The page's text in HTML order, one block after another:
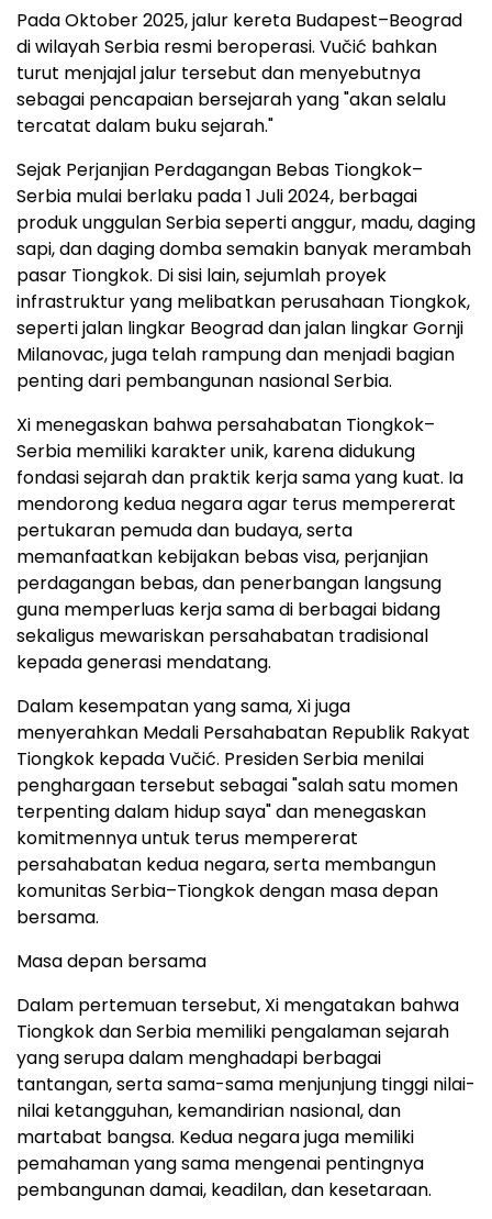
Pada Oktober 2025, jalur kereta Budapest–Beograd
di wilayah Serbia resmi beroperasi. Vučić bahkan
turut menjajal jalur tersebut dan menyebutnya
sebagai pencapaian bersejarah yang "akan selalu
tercatat dalam buku sejarah."
Sejak Perjanjian Perdagangan Bebas Tiongkok–
Serbia mulai berlaku pada 1 Juli 2024, berbagai
produk unggulan Serbia seperti anggur, madu, daging
sapi, dan daging domba semakin banyak merambah
pasar Tiongkok. Di sisi lain, sejumlah proyek
infrastruktur yang melibatkan perusahaan Tiongkok,
seperti jalan lingkar Beograd dan jalan lingkar Gornji
Milanovac, juga telah rampung dan menjadi bagian
penting dari pembangunan nasional Serbia.
Xi menegaskan bahwa persahabatan Tiongkok–
Serbia memiliki karakter unik, karena didukung
fondasi sejarah dan praktik kerja sama yang kuat. Ia
mendorong kedua negara agar terus mempererat
pertukaran pemuda dan budaya, serta
memanfaatkan kebijakan bebas visa, perjanjian
perdagangan bebas, dan penerbangan langsung
guna memperluas kerja sama di berbagai bidang
sekaligus mewariskan persahabatan tradisional
kepada generasi mendatang.
Dalam kesempatan yang sama, Xi juga
menyerahkan Medali Persahabatan Republik Rakyat
Tiongkok kepada Vučić. Presiden Serbia menilai
penghargaan tersebut sebagai "salah satu momen
terpenting dalam hidup saya" dan menegaskan
komitmennya untuk terus mempererat
persahabatan kedua negara, serta membangun
komunitas Serbia–Tiongkok dengan masa depan
bersama.
Masa depan bersama
Dalam pertemuan tersebut, Xi mengatakan bahwa
Tiongkok dan Serbia memiliki pengalaman sejarah
yang serupa dalam menghadapi berbagai
tantangan, serta sama-sama menjunjung tinggi nilai-
nilai ketangguhan, kemandirian nasional, dan
martabat bangsa. Kedua negara juga memiliki
pemahaman yang sama mengenai pentingnya
pembangunan damai, keadilan, dan kesetaraan.